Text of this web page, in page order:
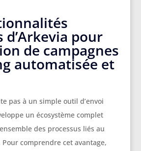
d’Arkevia pour
de campagnes
automatisée et
pas à un simple outil d’envoi
un écosystème complet
des processus liés au
comprendre cet avantage,